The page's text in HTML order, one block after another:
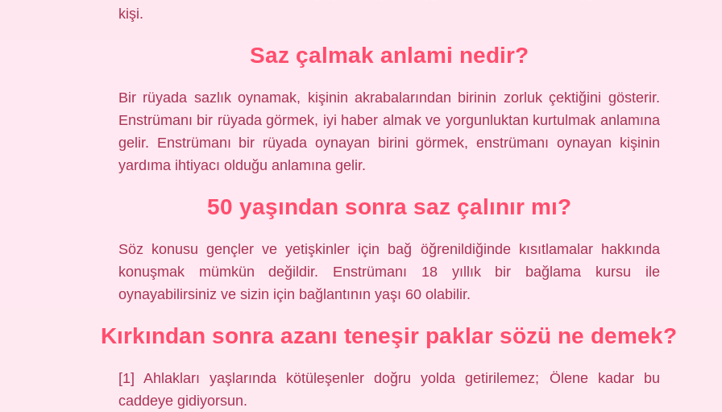
kişi.
Saz çalmak anlami nedir?
Bir rüyada sazlık oynamak, kişinin akrabalarından birinin zorluk çektiğini gösterir.
Enstrümanı bir rüyada görmek, iyi haber almak ve yorgunluktan kurtulmak anlamına
gelir. Enstrümanı bir rüyada oynayan birini görmek, enstrümanı oynayan kişinin
yardıma ihtiyacı olduğu anlamına gelir.
50 yaşından sonra saz çalınır mı?
Söz konusu gençler ve yetişkinler için bağ öğrenildiğinde kısıtlamalar hakkında
konuşmak mümkün değildir. Enstrümanı 18 yıllık bir bağlama kursu ile
oynayabilirsiniz ve sizin için bağlantının yaşı 60 olabilir.
Kırkından sonra azanı teneşir paklar sözü ne demek?
[1] Ahlakları yaşlarında kötüleşenler doğru yolda getirilemez; Ölene kadar bu
caddeye gidiyorsun.